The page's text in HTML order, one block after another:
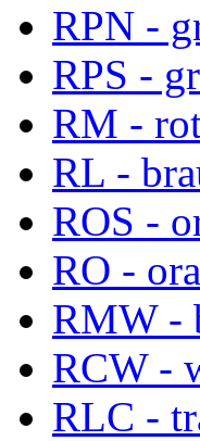
RPN -
RPS -
RM -
RL -
ROS -
RO -
RMW -
RCW -
RLC -